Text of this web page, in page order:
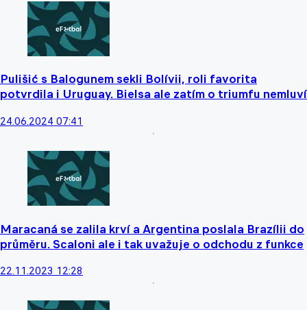
Pulišić s Balogunem sekli Bolívii, roli favorita
potvrdila i Uruguay. Bielsa ale zatím o triumfu nemluví
24.06.2024 07:41
Maracaná se zalila krví a Argentina poslala Brazílii do
průměru. Scaloni ale i tak uvažuje o odchodu z funkce
22.11.2023 12:28